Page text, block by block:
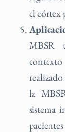
el córtex
MBSR
la
sistema